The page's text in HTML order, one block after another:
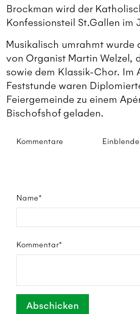
Brockman wird der
Konfessionsteil St.Gallen im
Musikalisch umrahmt wurde
von Organist Martin Welzel,
sowie dem Klassik-Chor. Im
Feststunde waren
Feiergemeinde zu einem
Bischofshof geladen.
Kommentare
Name*
Kommentar*
Abschicken